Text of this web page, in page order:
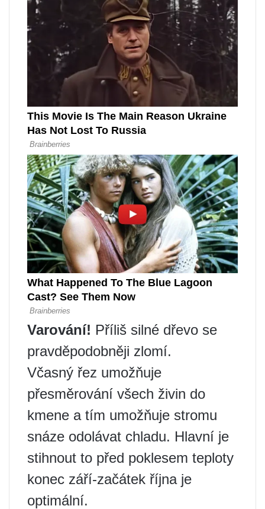
Varování! Příliš silné dřevo se
pravděpodobněji zlomí.
Včasný řez umožňuje
přesměrování všech živin do
kmene a tím umožňuje stromu
snáze odolávat chladu. Hlavní je
stihnout to před poklesem teploty
konec září-začátek října je
optimální.